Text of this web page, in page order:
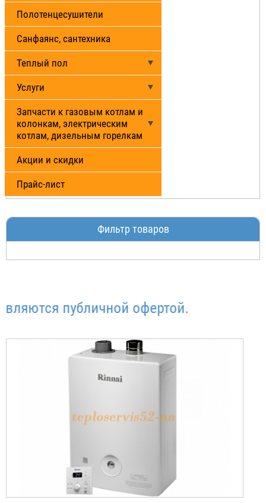
Полотенцесушители
Санфаянс, сантехника
Теплый пол
Услуги
Запчасти к газовым котлам и
колонкам, электрическим
котлам, дизельным горелкам
Акции и скидки
Прайс-лист
Фильтр товаров
публичной офертой.